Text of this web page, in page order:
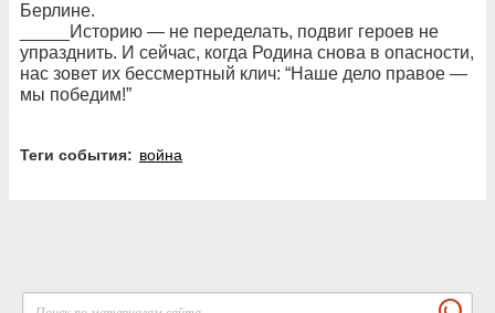
Берлине.
_____Историю — не переделать, подвиг героев не
упразднить. И сейчас, когда Родина снова в опасности,
нас зовет их бессмертный клич: “Наше дело правое —
мы победим!”
Теги события: война